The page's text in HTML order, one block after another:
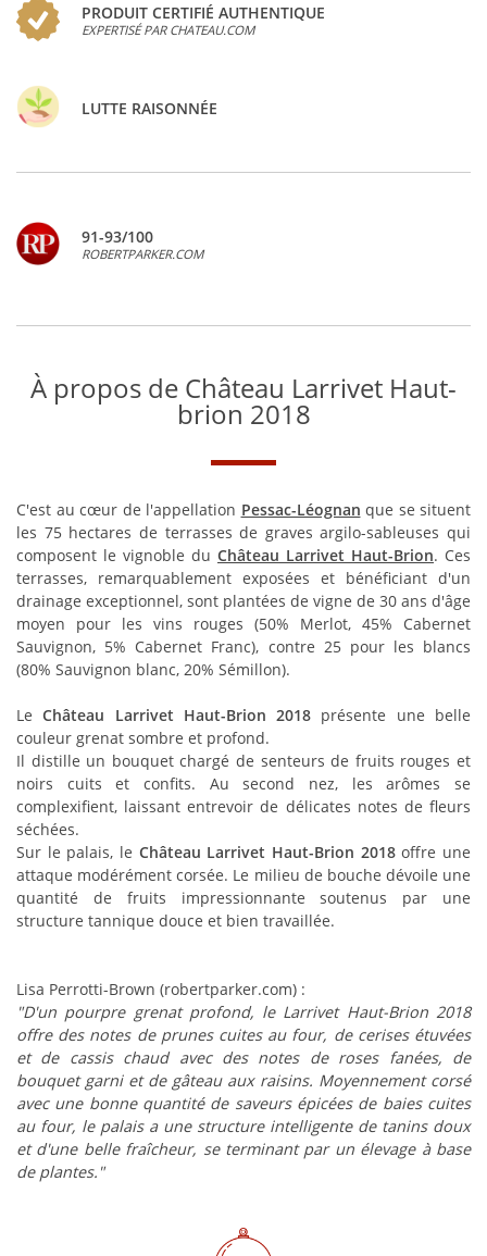
PRODUIT CERTIFIÉ AUTHENTIQUE
EXPERTISÉ PAR CHATEAU.COM
LUTTE RAISONNÉE
91-93/100
ROBERTPARKER.COM
À propos de Château Larrivet Haut-
brion 2018
C'est au cœur de l'appellation Pessac-Léognan que se situent
les 75 hectares de terrasses de graves argilo-sableuses qui
composent le vignoble du Château Larrivet Haut-Brion. Ces
terrasses, remarquablement exposées et bénéficiant d'un
drainage exceptionnel, sont plantées de vigne de 30 ans d'âge
moyen pour les vins rouges (50% Merlot, 45% Cabernet
Sauvignon, 5% Cabernet Franc), contre 25 pour les blancs
(80% Sauvignon blanc, 20% Sémillon).
LeChâteau Larrivet Haut-Brion 2018 présente une belle
couleur grenat sombre et profond.
Il distille un bouquet chargé de senteurs de fruits rouges et
noirs cuits et confits. Au second nez, les arômes se
complexifient, laissant entrevoir de délicates notes de fleurs
séchées.
Sur le palais, le Château Larrivet Haut-Brion 2018offre une
attaque modérément corsée. Le milieu de bouche dévoile une
quantité de fruits impressionnante soutenus par une
structure tannique douce et bien travaillée.
Lisa Perrotti-Brown (robertparker.com) :
"D'un pourpre grenat profond, le Larrivet Haut-Brion 2018
offre des notes de prunes cuites au four, de cerises étuvées
et de cassis chaud avec des notes de roses fanées, de
bouquet garni et de gâteau aux raisins. Moyennement corsé
avec une bonne quantité de saveurs épicées de baies cuites
au four, le palais a une structure intelligente de tanins doux
et d'une belle fraîcheur, se terminant par un élevage à base
de plantes."